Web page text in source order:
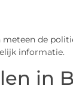
de
informatie.
in